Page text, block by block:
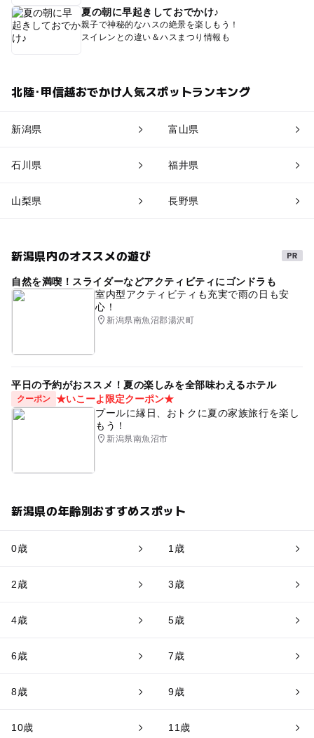
夏の朝に早起きしておでかけ♪
親子で神秘的なハスの絶景を楽しもう！
スイレンとの違い＆ハスまつり情報も
北陸･甲信越おでかけ人気スポットランキング
新潟県 富山県
石川県 福井県
山梨県 長野県
新潟県内のオススメの遊び
自然を満喫！スライダーなどアクティビティにゴンドラも
室内型アクティビティも充実で雨の日も安
心！
新潟県南魚沼郡湯沢町
平日の予約がおススメ！夏の楽しみを全部味わえるホテル
クーポン ★いこーよ限定クーポン★
プールに縁日、おトクに夏の家族旅行を楽し
もう！
新潟県南魚沼市
新潟県の年齢別おすすめスポット
0歳 1歳
2歳 3歳
4歳 5歳
6歳 7歳
8歳 9歳
10歳 11歳